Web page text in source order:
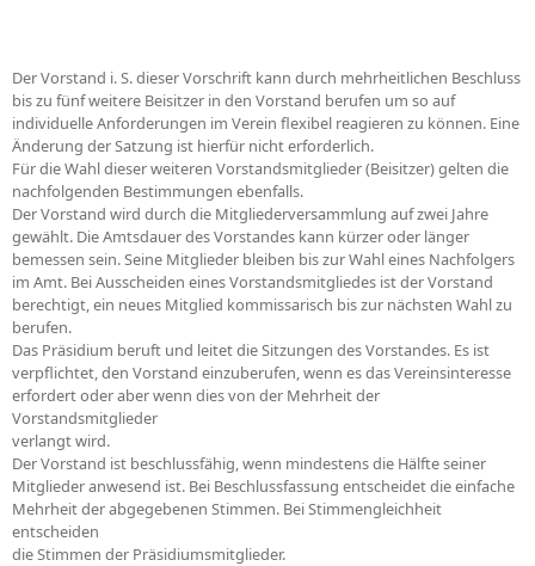
Der Vorstand i. S. dieser Vorschrift kann durch mehrheitlichen Beschluss
bis zu fünf weitere Beisitzer in den Vorstand berufen um so auf
individuelle Anforderungen im Verein flexibel reagieren zu können. Eine
Änderung der Satzung ist hierfür nicht erforderlich.
Für die Wahl dieser weiteren Vorstandsmitglieder (Beisitzer) gelten die
nachfolgenden Bestimmungen ebenfalls.
Der Vorstand wird durch die Mitgliederversammlung auf zwei Jahre
gewählt. Die Amtsdauer des Vorstandes kann kürzer oder länger
bemessen sein. Seine Mitglieder bleiben bis zur Wahl eines Nachfolgers
im Amt. Bei Ausscheiden eines Vorstandsmitgliedes ist der Vorstand
berechtigt, ein neues Mitglied kommissarisch bis zur nächsten Wahl zu
berufen.
Das Präsidium beruft und leitet die Sitzungen des Vorstandes. Es ist
verpflichtet, den Vorstand einzuberufen, wenn es das Vereinsinteresse
erfordert oder aber wenn dies von der Mehrheit der
Vorstandsmitglieder
verlangt wird.
Der Vorstand ist beschlussfähig, wenn mindestens die Hälfte seiner
Mitglieder anwesend ist. Bei Beschlussfassung entscheidet die einfache
Mehrheit der abgegebenen Stimmen. Bei Stimmengleichheit
entscheiden
die Stimmen der Präsidiumsmitglieder.